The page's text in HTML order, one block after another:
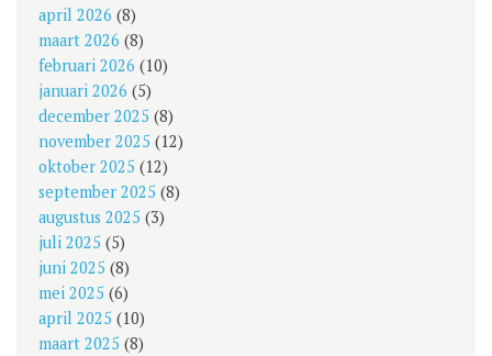
april 2026 (8)
maart 2026 (8)
februari 2026 (10)
januari 2026 (5)
december 2025 (8)
november 2025 (12)
oktober 2025 (12)
september 2025 (8)
augustus 2025 (3)
juli 2025 (5)
juni 2025 (8)
mei 2025 (6)
april 2025 (10)
maart 2025 (8)